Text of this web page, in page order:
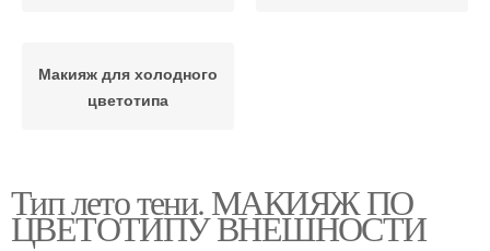
Макияж для холодного
цветотипа
Тип лето тени. МАКИЯЖ ПО
ЦВЕТОТИПУ ВНЕШНОСТИ